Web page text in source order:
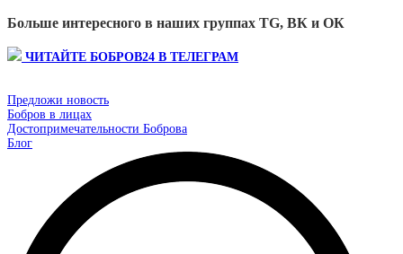
Больше интересного в наших группах TG, ВК и ОК
ЧИТАЙТЕ БОБРОВ24 В ТЕЛЕГРАМ
Предложи новость
Бобров в лицах
Достопримечательности Боброва
Блог